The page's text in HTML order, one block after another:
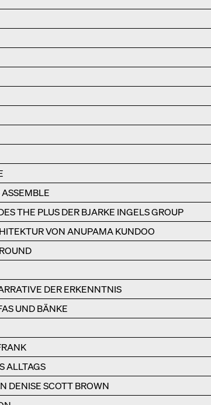
THE PLUS DER BJARKE INGELS GROUP
VON ANUPAMA KUNDOO
DER ERKENNTNIS
UND BÄNKE
ALLTAGS
DENISE SCOTT BROWN